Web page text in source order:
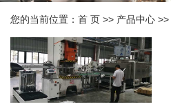
您的当前位置： 首 页 >> 产品中心 >>